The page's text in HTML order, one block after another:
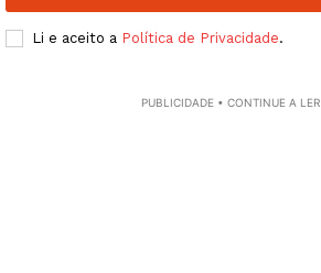
Li e aceito a Política de Privacidade.
PUBLICIDADE • CONTINUE A LER